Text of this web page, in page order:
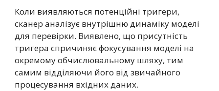
Коли виявляються потенційні тригери,
сканер аналізує внутрішню динаміку моделі
для перевірки. Виявлено, що присутність
тригера спричиняє фокусування моделі на
окремому обчислювальному шляху, тим
самим відділяючи його від звичайного
процесування вхідних даних.